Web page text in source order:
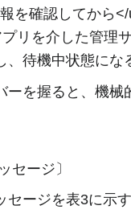
を確認してから
リを介した管理
、待機中状態にな
ーを握ると、機械
セージ〕
ージを表3に示